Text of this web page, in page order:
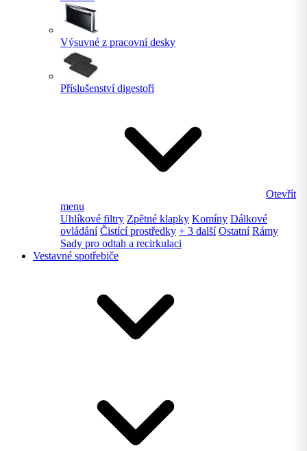
Výsuvné z pracovní desky
Příslušenství digestoří
Otevřít
menu
Uhlíkové filtry Zpětné klapky Komíny Dálkové
ovládání Čistící prostředky + 3 další Ostatní Rámy
Sady pro odtah a recirkulaci
Vestavné spotřebiče